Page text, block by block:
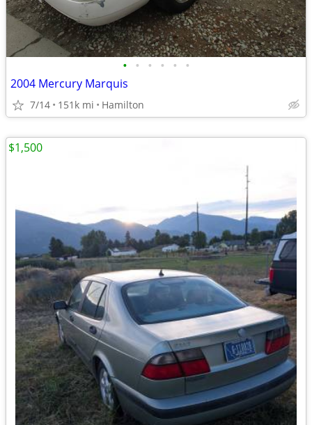
• • • • • •
2004 Mercury Marquis
7/14 151k mi Hamilton
$1,500